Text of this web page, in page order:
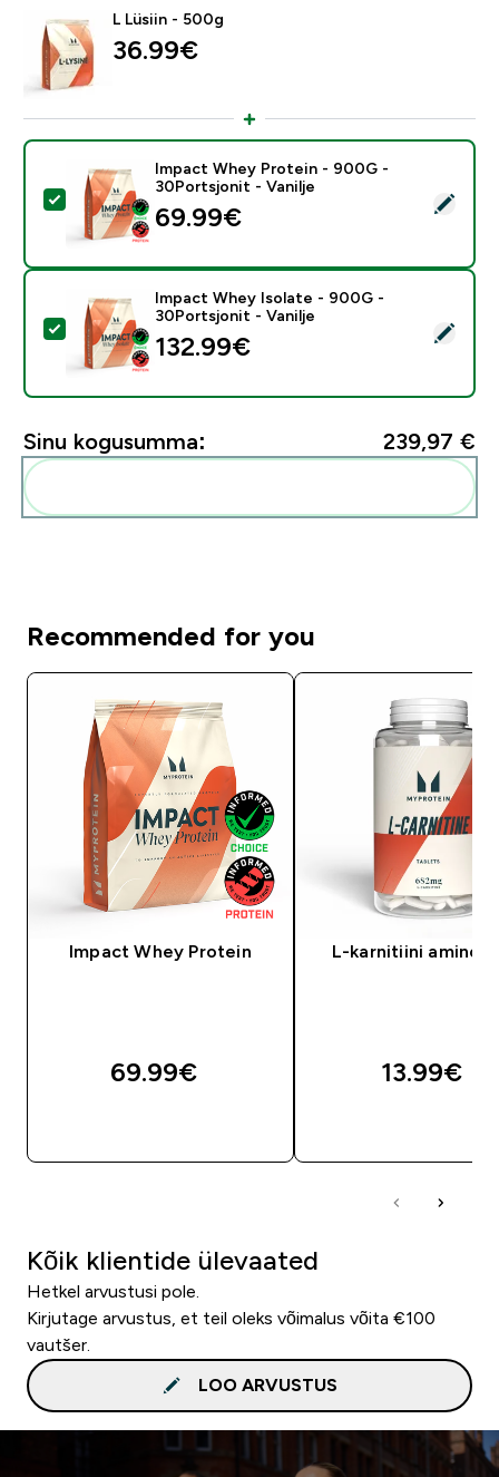
L Lüsiin - 500g
36.99€‎
Vali see toode - Impact Whey Protein - 900G -
Impact Whey Protein - 900G -
30Portsjonit - Vanilje
69.99€‎
Vali see toode - Impact Whey Isolate - 900G -
Impact Whey Isolate - 900G -
30Portsjonit - Vanilje
132.99€‎
Sinu kogusumma: 239,97 €‎
Recommended for you
Impact Whey Protein
69.99€‎
L-karnitiini
13.99€‎
Kõik klientide ülevaated
Hetkel arvustusi pole.
Kirjutage arvustus, et teil oleks võimalus võita €100
vautšer.
LOO ARVUSTUS